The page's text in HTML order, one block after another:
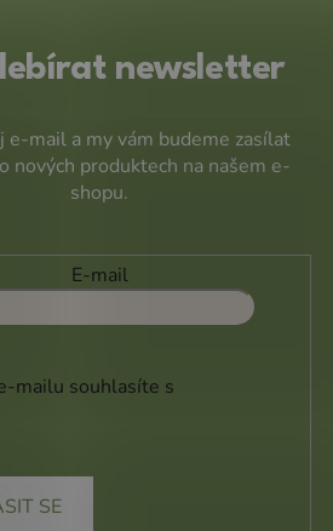
newsletter
e-mail a my vám budeme zasílat
nových produktech na našem e-
shopu.
E-mail
mailu souhlasíte s
SE